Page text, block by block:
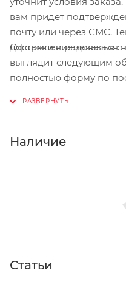
вам придет
почту или через СМС.
доставки и радоваться
Оформление заказа в
выглядит следующим
полностью форму по
Нажмите кнопку
Наличие
Статьи